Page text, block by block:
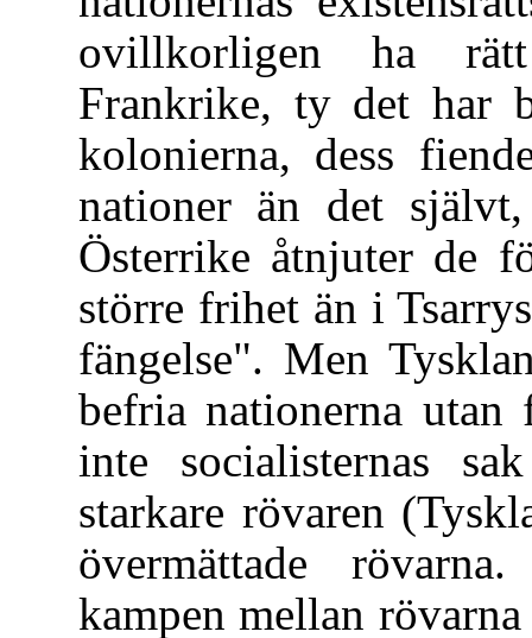
ovillkorligen ha
Frankrike, ty det har
kolonierna, dess
nationer än det
Österrike åtnjuter de
större frihet än i
fängelse". Men
befria nationerna
inte socialisternas
starkare rövaren
övermättade
kampen mellan